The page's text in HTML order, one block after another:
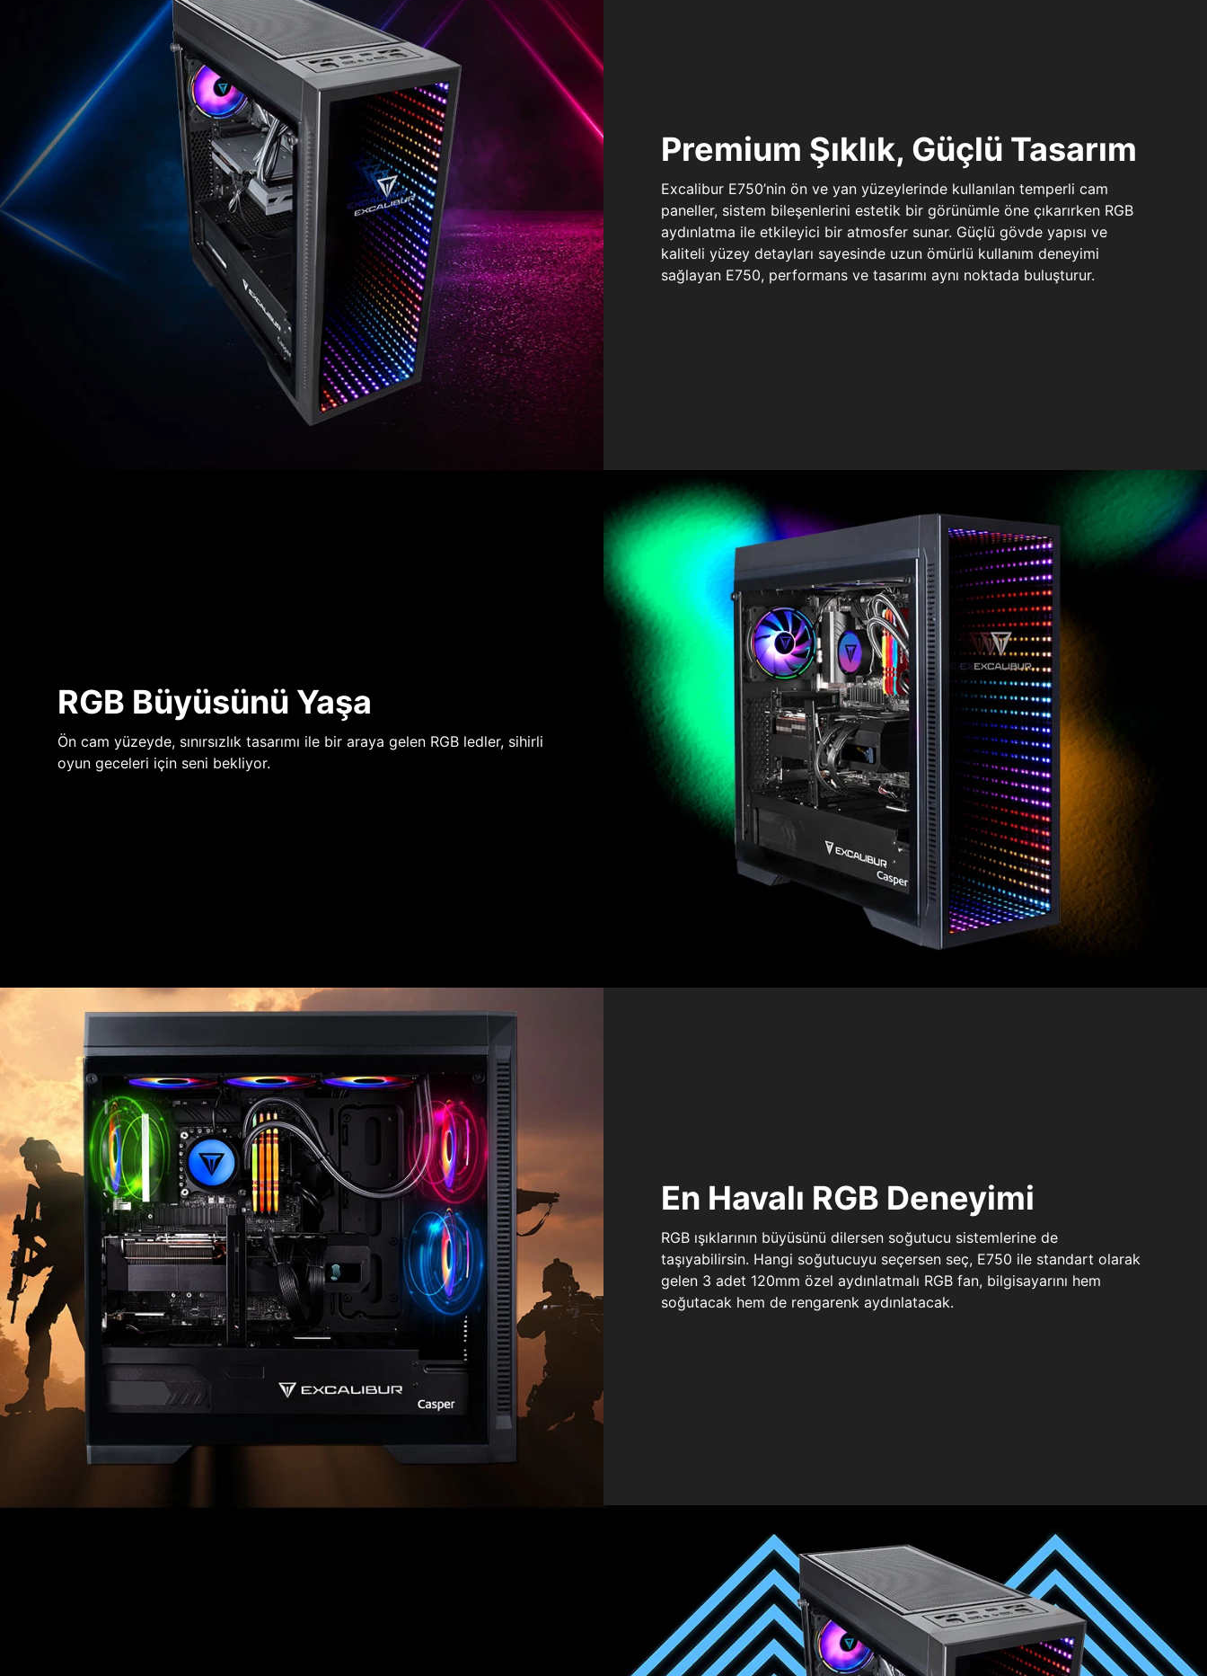
Premium Şıklık, Güçlü Tasarım
Excalibur E750’nin ön ve yan yüzeylerinde kullanılan temperli cam
paneller, sistem bileşenlerini estetik bir görünümle öne çıkarırken RGB
aydınlatma ile etkileyici bir atmosfer sunar. Güçlü gövde yapısı ve
kaliteli yüzey detayları sayesinde uzun ömürlü kullanım deneyimi
sağlayan E750, performans ve tasarımı aynı noktada buluşturur.
RGB Büyüsünü Yaşa
Ön cam yüzeyde, sınırsızlık tasarımı ile bir araya gelen RGB ledler, sihirli
oyun geceleri için seni bekliyor.
En Havalı RGB Deneyimi
RGB ışıklarının büyüsünü dilersen soğutucu sistemlerine de
taşıyabilirsin. Hangi soğutucuyu seçersen seç, E750 ile standart olarak
gelen 3 adet 120mm özel aydınlatmalı RGB fan, bilgisayarını hem
soğutacak hem de rengarenk aydınlatacak.